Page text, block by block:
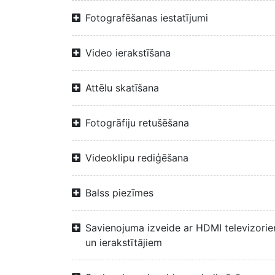
Fotografēšanas iestatījumi
Video ierakstīšana
Attēlu skatīšana
Fotogrāfiju retušēšana
Videoklipu rediģēšana
Balss piezīmes
Savienojuma izveide ar HDMI
un ierakstītājiem